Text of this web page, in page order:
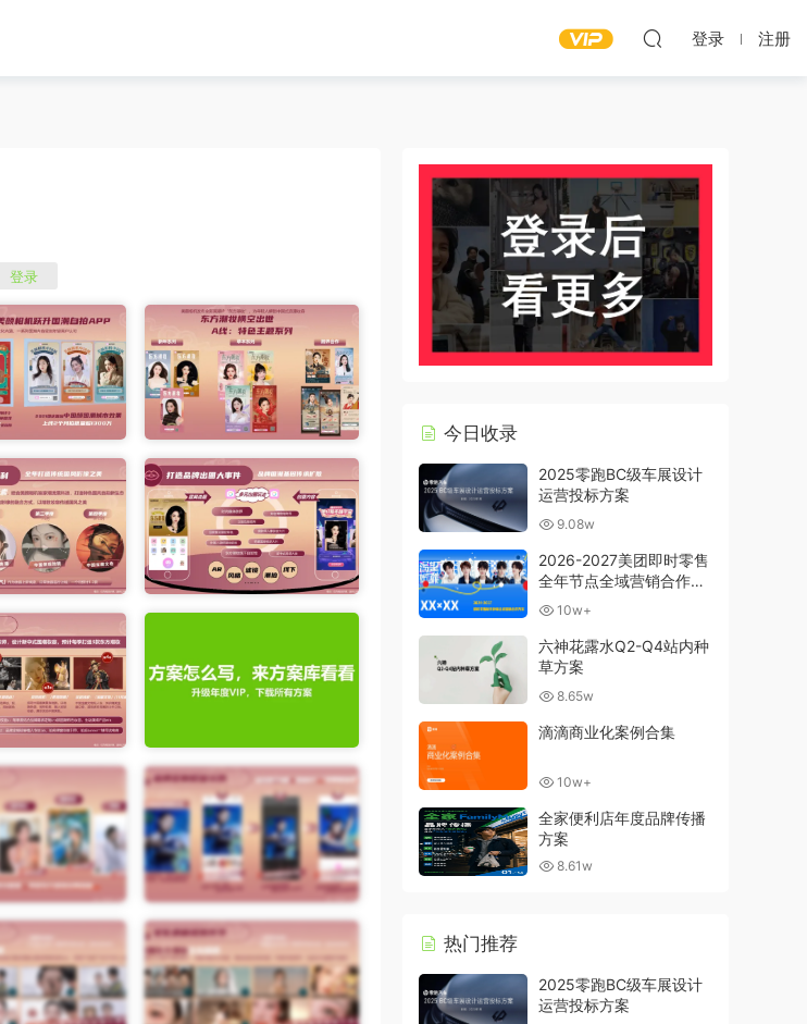
登录 注册
登录
今日收录
2025零跑BC级车展设计
运营投标方案
9.08w
2026-2027美团即时零售
全年节点全域营销合作方
案 10w+
六神花露水Q2-Q4站内种
草方案
8.65w
滴滴商业化案例合集
10w+
全家便利店年度品牌传播
方案
8.61w
热门推荐
2025零跑BC级车展设计
运营投标方案